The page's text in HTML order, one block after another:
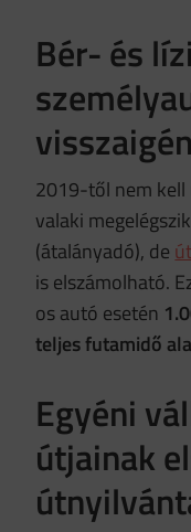
Bér- és
2019-től nem
valaki
(átalányadó), de
is elszámolható.
os autó esetén
teljes futamidő
Egyéni
útjainak